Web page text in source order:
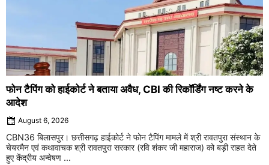
फोन टैपिंग को हाईकोर्ट ने बताया अवैध, CBI की रिकॉर्डिंग नष्ट करने के
आदेश
August 6, 2026
CBN36 बिलासपुर। छत्तीसगढ़ हाईकोर्ट ने फोन टैपिंग मामले में श्री रावतपुरा संस्थान के
चेयरमैन एवं कथावाचक श्री रावतपुरा सरकार (रवि शंकर जी महाराज) को बड़ी राहत देते
हुए केंद्रीय अन्वेषण ...